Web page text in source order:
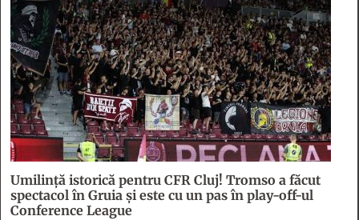
Umilință istorică pentru CFR Cluj! Tromso a făcut
spectacol în Gruia și este cu un pas în play-off-ul
Conference League